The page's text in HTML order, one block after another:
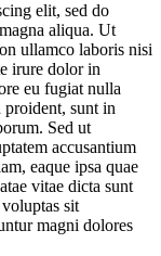
elit, sed do
aliqua. Ut
ullamco laboris nisi
irure dolor in
eu fugiat nulla
proident, sunt in
Sed ut
accusantium
eaque ipsa quae
vitae dicta sunt
sit
magni dolores